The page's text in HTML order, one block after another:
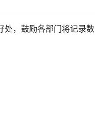
处，鼓励各部门将记录数